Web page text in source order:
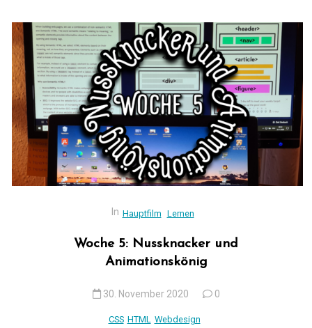
In Hauptfilm Lernen
Woche 5: Nussknacker und
Animationskönig
30. November 2020 0
CSS HTML Webdesign